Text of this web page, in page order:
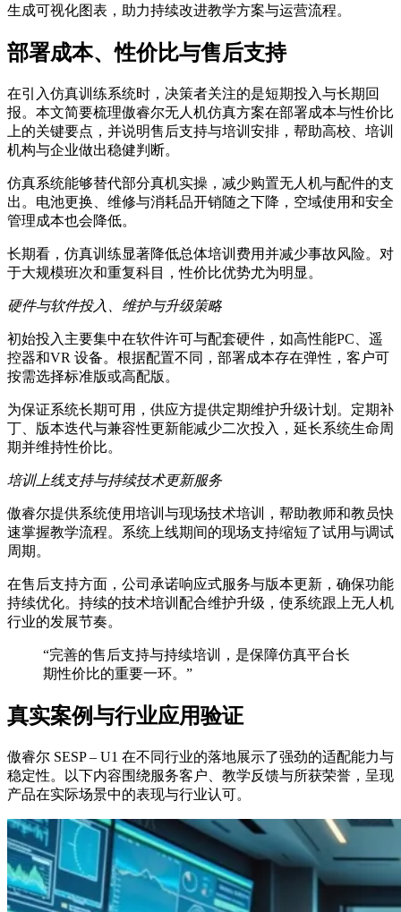
生成可视化图表，助力持续改进教学方案与运营流程。
部署成本、性价比与售后支持
在引入仿真训练系统时，决策者关注的是短期投入与长期回
报。本文简要梳理傲睿尔无人机仿真方案在部署成本与性价比
上的关键要点，并说明售后支持与培训安排，帮助高校、培训
机构与企业做出稳健判断。
仿真系统能够替代部分真机实操，减少购置无人机与配件的支
出。电池更换、维修与消耗品开销随之下降，空域使用和安全
管理成本也会降低。
长期看，仿真训练显著降低总体培训费用并减少事故风险。对
于大规模班次和重复科目，性价比优势尤为明显。
硬件与软件投入、维护与升级策略
初始投入主要集中在软件许可与配套硬件，如高性能PC、遥
控器和VR 设备。根据配置不同，部署成本存在弹性，客户可
按需选择标准版或高配版。
为保证系统长期可用，供应方提供定期维护升级计划。定期补
丁、版本迭代与兼容性更新能减少二次投入，延长系统生命周
期并维持性价比。
培训上线支持与持续技术更新服务
傲睿尔提供系统使用培训与现场技术培训，帮助教师和教员快
速掌握教学流程。系统上线期间的现场支持缩短了试用与调试
周期。
在售后支持方面，公司承诺响应式服务与版本更新，确保功能
持续优化。持续的技术培训配合维护升级，使系统跟上无人机
行业的发展节奏。
“完善的售后支持与持续培训，是保障仿真平台长
期性价比的重要一环。”
真实案例与行业应用验证
傲睿尔 SESP – U1 在不同行业的落地展示了强劲的适配能力与
稳定性。以下内容围绕服务客户、教学反馈与所获荣誉，呈现
产品在实际场景中的表现与行业认可。